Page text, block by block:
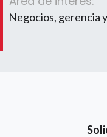
Negocios, gerencia